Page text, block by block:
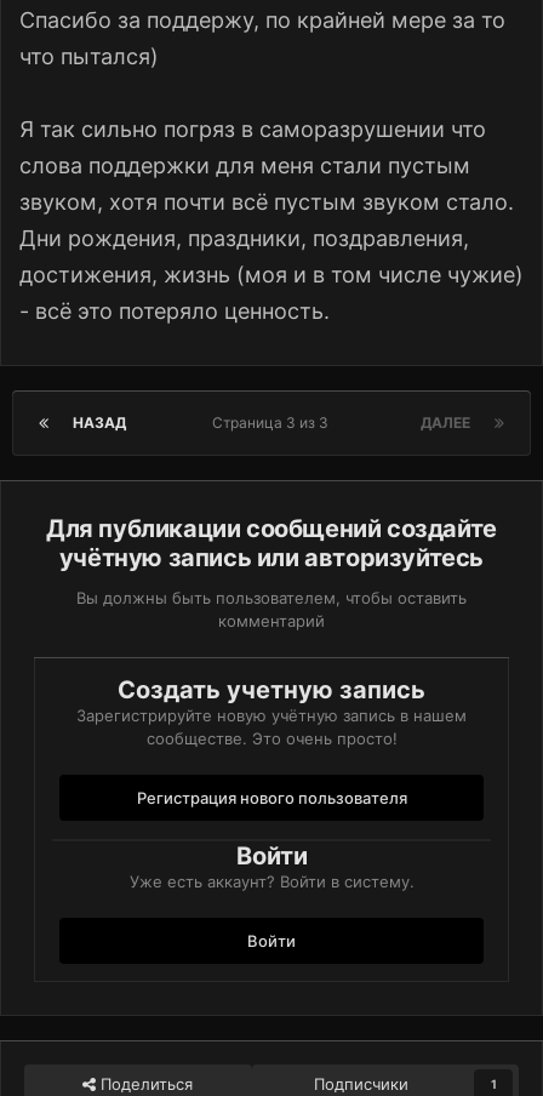
необходимости такового, и всё равно
считаю нужным поддержать ваше
Спасибо за поддержу, по крайней мере за то
что пытался)
Я так сильно погряз в саморазрушении что
слова поддержки для меня стали пустым
звуком, хотя почти всё пустым звуком стало.
Дни рождения, праздники, поздравления,
достижения, жизнь (моя и в том числе чужие)
- всё это потеряло ценность.
НАЗАД ДАЛЕЕ
Страница 3 из 3
Для публикации сообщений создайте
учётную запись или авторизуйтесь
Вы должны быть пользователем, чтобы оставить
комментарий
Создать учетную запись
Зарегистрируйте новую учётную запись в нашем
сообществе. Это очень просто!
Регистрация нового пользователя
Войти
Уже есть аккаунт? Войти в систему.
Войти
Поделиться Подписчики 1